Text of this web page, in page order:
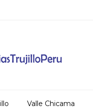
Valle Chicama